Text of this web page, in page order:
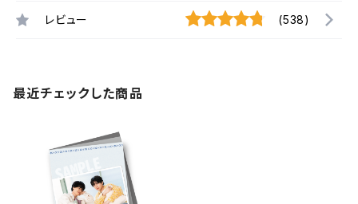
レビュー (538)
最近チェックした商品